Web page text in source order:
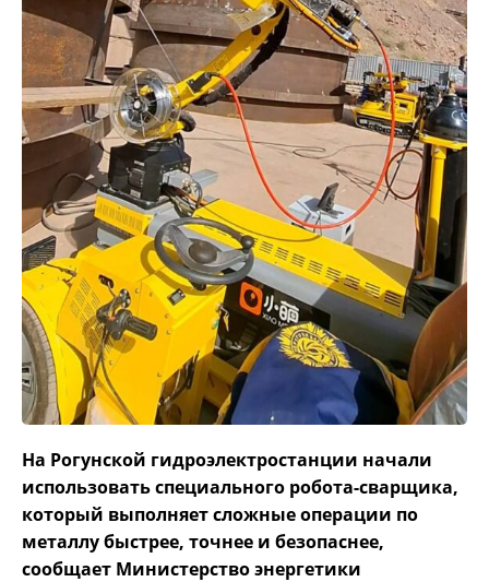
На Рогунской гидроэлектростанции начали
использовать специального робота-сварщика,
который выполняет сложные операции по
металлу быстрее, точнее и безопаснее,
сообщает Министерство энергетики